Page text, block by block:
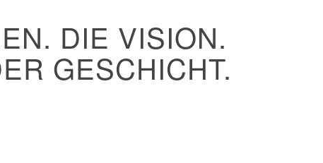
DIE VISION.
GESCHICHT.